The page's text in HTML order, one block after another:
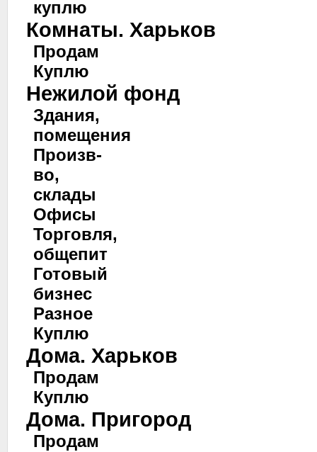
куплю
Комнаты. Харьков
Продам
Куплю
Нежилой фонд
Здания,
помещения
Произв-
во,
склады
Офисы
Торговля,
общепит
Готовый
бизнес
Разное
Куплю
Дома. Харьков
Продам
Куплю
Дома. Пригород
Продам